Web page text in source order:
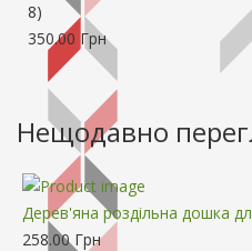
8)
350.00 Грн
Нещодавно
Дерев'яна роздільна дошка
258.00 Грн